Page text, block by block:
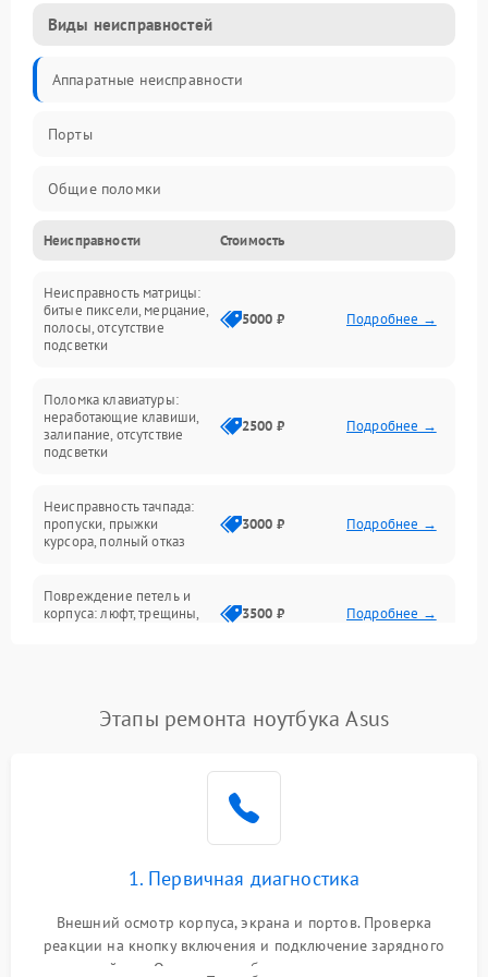
Виды неисправностей
Аппаратные неисправности
Порты
Общие поломки
Устройства
Программные ошибки
Электрические и системные сбои
Интерфейсные проблемы
Батарея
Сеть и интернет
Неисправности Стоимость
Неисправность матрицы:
битые пиксели, мерцание,
полосы, отсутствие
подсветки
5000 ₽ Подробнее →
Поломка клавиатуры:
неработающие клавиши,
залипание, отсутствие
подсветки
2500 ₽ Подробнее →
Неисправность тачпада:
пропуски, прыжки
курсора, полный отказ
3000 ₽ Подробнее →
Повреждение петель и
корпуса: люфт, трещины,
3500 ₽ Подробнее →
невозможность зарядки,
2500 ₽ Подробнее →
2000 ₽
Перегрев из‑за пыли,
неисправности кулера
Выход из строя SSD или
Этапы ремонта ноутбука Asus
1. Первичная диагностика
Внешний осмотр корпуса, экрана и портов. Проверка
реакции на кнопку включения и подключение зарядного
устройства. Оценка потребления тока с помощью